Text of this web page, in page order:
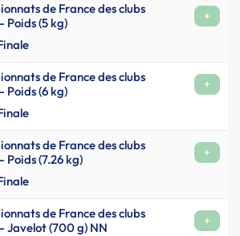
de France des clubs
Poids (5 kg)
+
de France des clubs
Poids (6 kg)
+
de France des clubs
Poids (7.26 kg)
+
de France des clubs
Javelot (700 g) NN
+